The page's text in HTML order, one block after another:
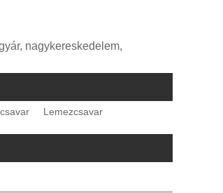
nagykereskedelem,
Lemezcsavar